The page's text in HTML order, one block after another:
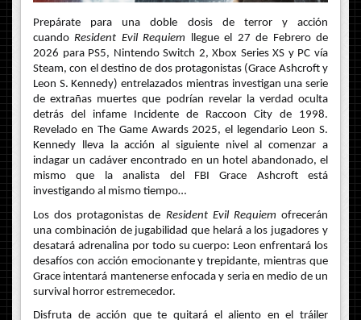
Prepárate para una doble dosis de terror y acción
cuandoResident Evil Requiem
llegue el 27 de Febrero de
2026 para PS5, Nintendo Switch 2, Xbox Series XS y PC vía
Steam, con el destino de dos protagonistas (Grace Ashcroft y
Leon S. Kennedy) entrelazados mientras investigan una serie
de extrañas muertes que podrían revelar la verdad oculta
detrás del infame Incidente de Raccoon City de 1998.
Revelado en The Game Awards 2025, el legendario Leon S.
Kennedy lleva la acción al siguiente nivel al comenzar a
indagar un cadáver encontrado en un hotel abandonado, el
mismo que la analista del FBI Grace Ashcroft está
investigando al mismo tiempo…
Los dos protagonistas de Resident Evil Requiem ofrecerán
una combinación de jugabilidad que helará a los jugadores y
desatará adrenalina por todo su cuerpo: Leon enfrentará los
desafíos con acción emocionante y trepidante, mientras que
Grace intentará mantenerse enfocada y seria en medio de un
survival horror estremecedor.
Disfruta de acción que te quitará el aliento en el tráiler